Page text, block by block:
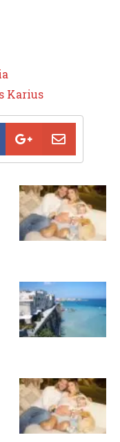
Karius